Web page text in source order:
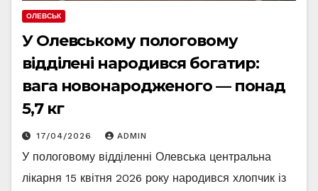
ОЛЕВСЬК
У Олевському пологовому
відділені народився богатир:
вага новонародженого — понад
5,7 кг
17/04/2026 ADMIN
У пологовому відділенні Олевська центральна
лікарня 15 квітня 2026 року народився хлопчик із